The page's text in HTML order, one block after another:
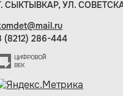
СЫКТЫВКАР, УЛ.
(8212) 286-444